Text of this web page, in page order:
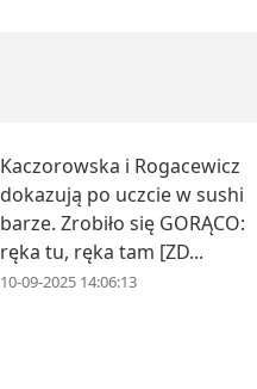
Kaczorowska i Rogacewicz
dokazują po uczcie w sushi
barze. Zrobiło się GORĄCO:
ręka tu, ręka tam [ZD...
10-09-2025 14:06:13